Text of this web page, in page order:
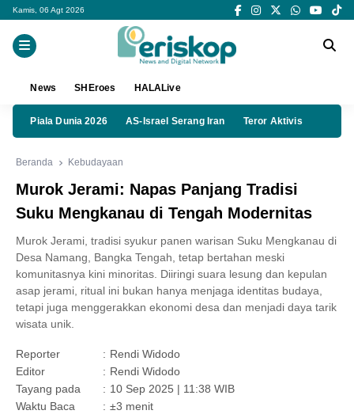
Kamis, 06 Agt 2026
News SHEroes HALALive
Piala Dunia 2026 AS-Israel Serang Iran Teror Aktivis
Beranda Kebudayaan
Murok Jerami: Napas Panjang Tradisi
Suku Mengkanau di Tengah Modernitas
Murok Jerami, tradisi syukur panen warisan Suku Mengkanau di
Desa Namang, Bangka Tengah, tetap bertahan meski
komunitasnya kini minoritas. Diiringi suara lesung dan kepulan
asap jerami, ritual ini bukan hanya menjaga identitas budaya,
tetapi juga menggerakkan ekonomi desa dan menjadi daya tarik
wisata unik.
Reporter : Rendi Widodo
Editor
: Rendi Widodo
Tayang pada
: 10 Sep 2025 | 11:38 WIB
Waktu Baca
: ±3 menit